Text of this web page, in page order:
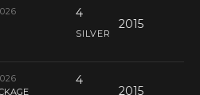
4
2015
SILVER
4
2015